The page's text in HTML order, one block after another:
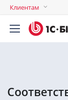
Клиентам